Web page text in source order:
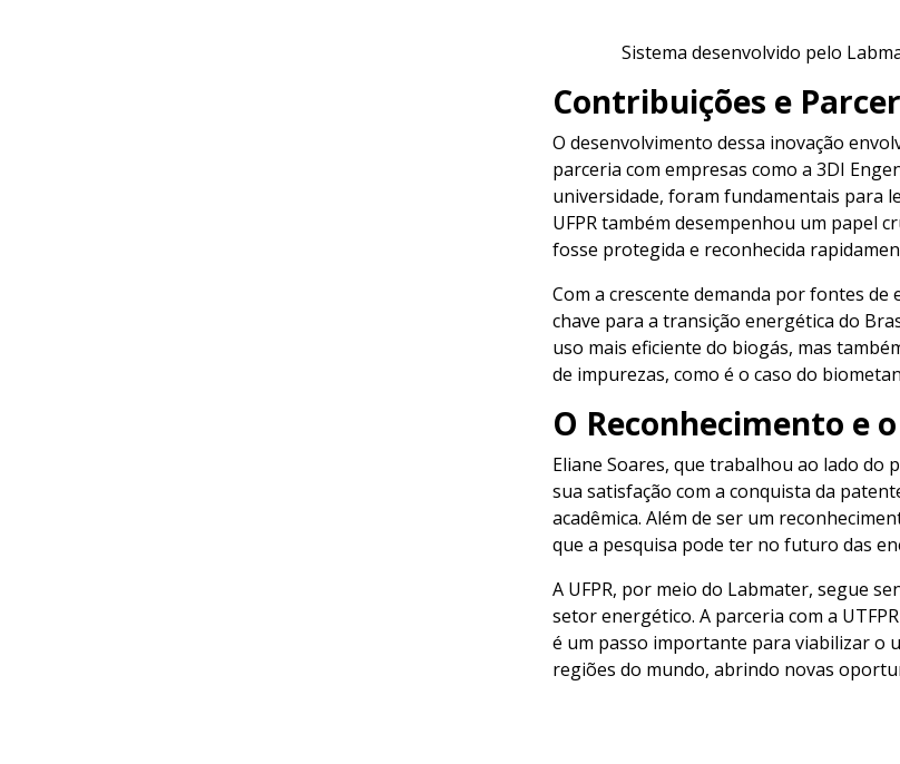
Sistema desenvolvido pelo
Contribuições e
O desenvolvimento dessa inovação
parceria com empresas como a 3DI
universidade, foram fundamentais para
UFPR também desempenhou um papel
fosse protegida e reconhecida
Com a crescente demanda por fontes
chave para a transição energética do
uso mais eficiente do biogás, mas
de impurezas, como é o caso do
O Reconhecimento e
Eliane Soares, que trabalhou ao lado do
sua satisfação com a conquista da
acadêmica. Além de ser um
que a pesquisa pode ter no futuro das
A UFPR, por meio do Labmater, segue
setor energético. A parceria com a
é um passo importante para viabilizar o
regiões do mundo, abrindo novas